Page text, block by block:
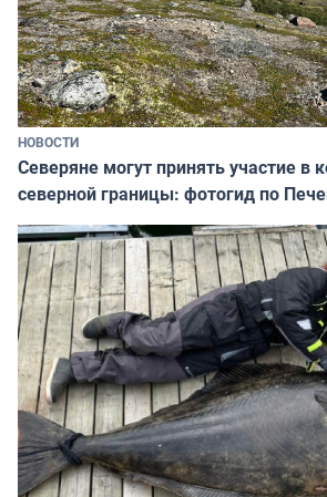
НОВОСТИ
Северяне могут принять участие в
северной границы: фотогид по